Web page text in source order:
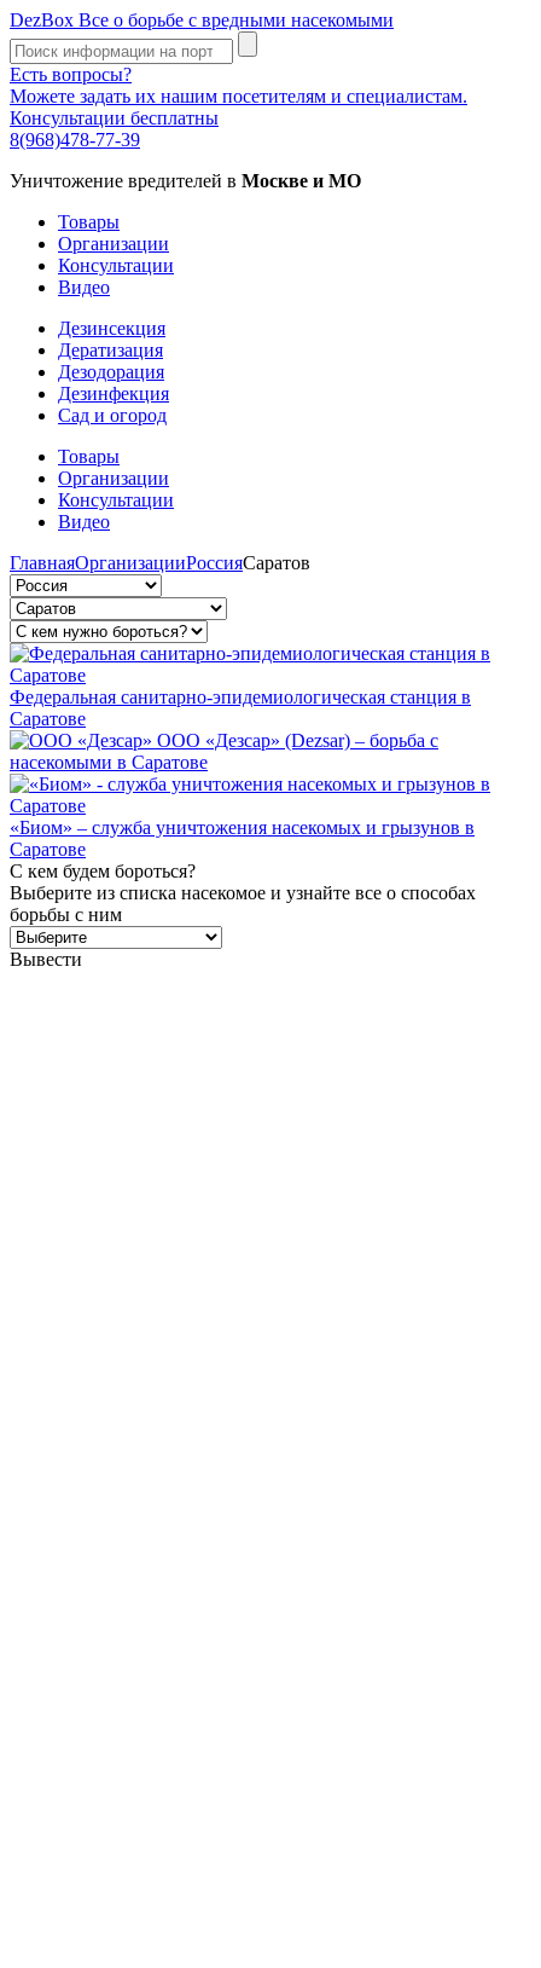
DezBox Все о борьбе с вредными насекомыми
Есть вопросы?
Можете задать их нашим посетителям и специалистам.
Консультации бесплатны
8(968)478-77-39
Уничтожение вредителей в Москве и МО
Товары
Организации
Консультации
Видео
Дезинсекция
Дератизация
Дезодорация
Дезинфекция
Сад и огород
Товары
Организации
Консультации
Видео
ГлавнаяОрганизацииРоссияСаратов
Федеральная санитарно-эпидемиологическая станция в
Саратове
ООО «Дезсар» (Dezsar) – борьба с
насекомыми в Саратове
«Биом» – служба уничтожения насекомых и грызунов в
Саратове
С кем будем бороться?
Выберите из списка насекомое и узнайте все о способах
борьбы с ним
Вывести